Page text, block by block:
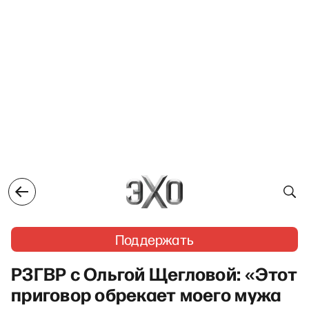
Поддержать
РЗГВР c Ольгой Щегловой: «Этот
приговор обрекает моего мужа